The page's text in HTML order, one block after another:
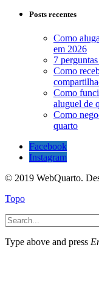
Posts recentes
Como
em 2026
7
Como
Como
aluguel de
Como
quarto
Facebook
Instagram
© 2019 WebQuarto.
Topo
Type above and press